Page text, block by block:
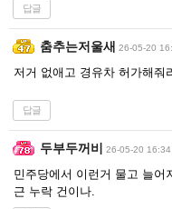
답글
춤추는저울새 26-05-20
저거 없애고 경유차 허가해줘
답글
두부두꺼비 26-05-20 16:34
민주당에서 이런거 물고 늘어
근 누락 건이나.